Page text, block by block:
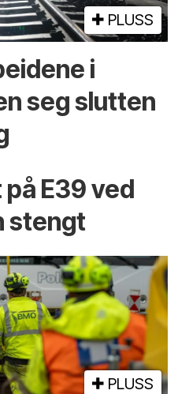
PLUSS
i
seg slutten
E39 ved
stengt
PLUSS